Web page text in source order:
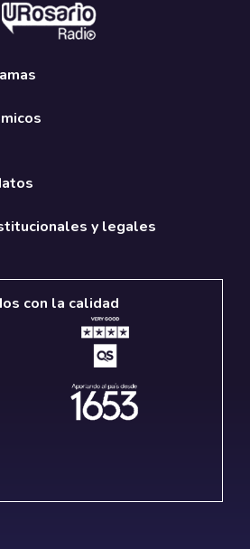
y legales
con la calidad